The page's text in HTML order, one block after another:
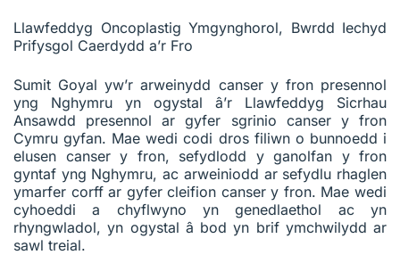
Llawfeddyg Oncoplastig Ymgynghorol, Bwrdd Iechyd
Prifysgol Caerdydd a’r Fro
Sumit Goyal yw’r arweinydd canser y fron presennol
yng Nghymru yn ogystal â’r Llawfeddyg Sicrhau
Ansawdd presennol ar gyfer sgrinio canser y fron
Cymru gyfan. Mae wedi codi dros filiwn o bunnoedd i
elusen canser y fron, sefydlodd y ganolfan y fron
gyntaf yng Nghymru, ac arweiniodd ar sefydlu rhaglen
ymarfer corff ar gyfer cleifion canser y fron. Mae wedi
cyhoeddi a chyflwyno yn genedlaethol ac yn
rhyngwladol, yn ogystal â bod yn brif ymchwilydd ar
sawl treial.